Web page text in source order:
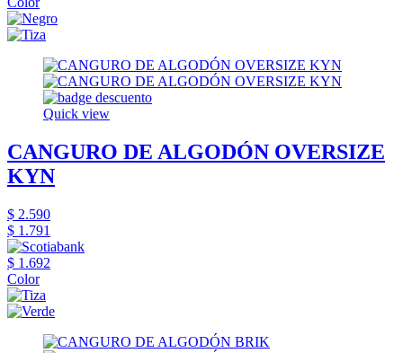
Quick view
CANGURO DE ALGODÓN OVERSIZE
KYN
$ 2.590
$ 1.791
$ 1.692
Color